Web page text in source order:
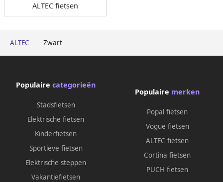
ALTEC Zwart
ALTEC fietsen
Populaire categorieën
Stadsfietsen
Elektrische fietsen
Kinderfietsen
Sportieve fietsen
Elektrische steppen
Vakantiefietsen
Populaire merken
Popal fietsen
Vogue fietsen
ALTEC fietsen
Cortina fietsen
PUCH fietsen